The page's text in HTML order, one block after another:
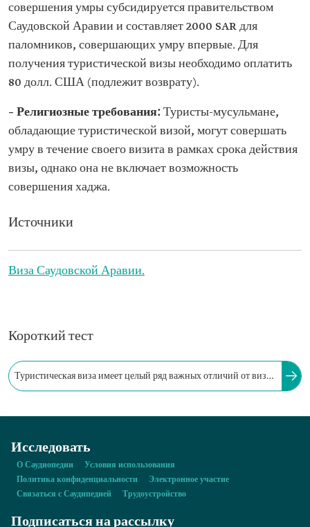
совершения умры субсидируется правительством
Саудовской Аравии и составляет 2000 SAR для
паломников, совершающих умру впервые. Для
получения туристической визы необходимо оплатить
80 долл. США (подлежит возврату).
– Религиозные требования:Туристы-мусульмане,
обладающие туристической визой, могут совершать
умру в течение своего визита в рамках срока действия
визы, однако она не включает возможность
совершения хаджа.
Источники
Виза Саудовской Аравии.
Короткий тест
Туристическая виза имеет целый ряд важных отличий от визы
Исследовать
О Саудиопедии
Условия использования
Политика конфиденциальности
Электронное участие
Связаться с Саудипедией
Трудоустройство
Подписаться на рассылку